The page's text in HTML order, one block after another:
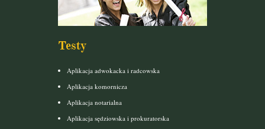
Testy
Aplikacja adwokacka i radcowska
Aplikacja komornicza
Aplikacja notarialna
Aplikacja sędziowska i prokuratorska